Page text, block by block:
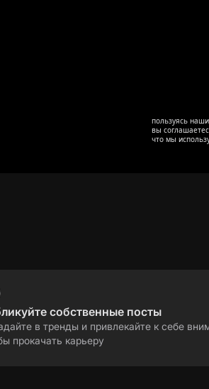
собственные посты
в тренды и привлекайте к себе
прокачать карьеру
пользуясь
вы
что мы